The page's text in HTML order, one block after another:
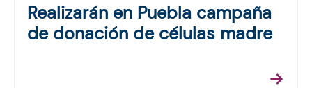
Realizarán en Puebla campaña
de donación de células madre